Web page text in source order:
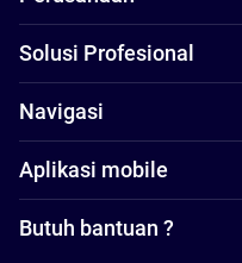
Solusi Profesional
Navigasi
Aplikasi mobile
Butuh bantuan ?